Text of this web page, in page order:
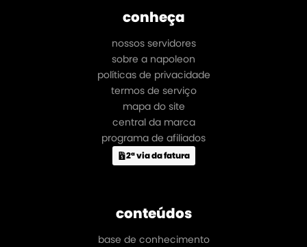
conheça
nossos servidores
sobre a napoleon
políticas de privacidade
termos de serviço
mapa do site
central da marca
programa de afiliados
2ª via da fatura
conteúdos
base de conhecimento